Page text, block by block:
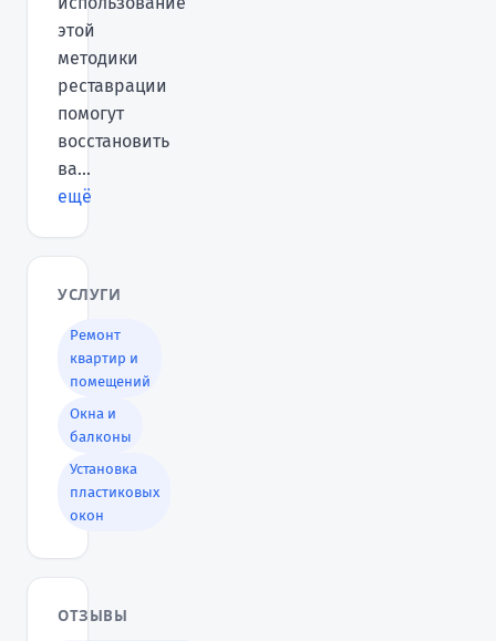
этой
методики
реставрации
помогут
восстановить
ва...
ещё
УСЛУГИ
Ремонт
квартир и
помещений
Окна и
балконы
Установка
пластиковых
окон
ОТЗЫВЫ